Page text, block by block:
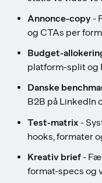
Annonce-copy-
og CTAs per
Budget-
platform-split og
Danske
B2B på LinkedIn
Test-matrix -
hooks, formater
Kreativ brief-
format-specs og